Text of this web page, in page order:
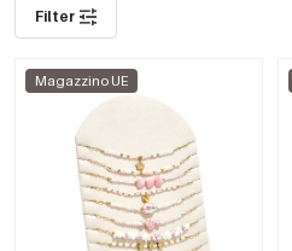
Filter
Magazzino UE